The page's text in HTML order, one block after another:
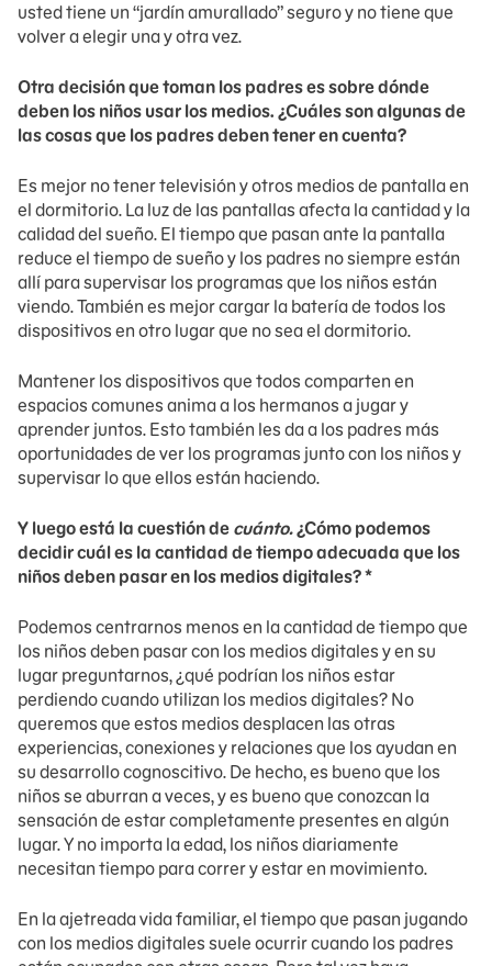
usted tiene un “jardín amurallado” seguro y no tiene que
volver a elegir una y otra vez.
Otra decisión que toman los padres es sobre dónde
deben los niños usar los medios. ¿Cuáles son algunas de
las cosas que los padres deben tener en cuenta?
Es mejor no tener televisión y otros medios de pantalla en
el dormitorio. La luz de las pantallas afecta la cantidad y la
calidad del sueño. El tiempo que pasan ante la pantalla
reduce el tiempo de sueño y los padres no siempre están
allí para supervisar los programas que los niños están
viendo. También es mejor cargar la batería de todos los
dispositivos en otro lugar que no sea el dormitorio.
Mantener los dispositivos que todos comparten en
espacios comunes anima a los hermanos a jugar y
aprender juntos. Esto también les da a los padres más
oportunidades de ver los programas junto con los niños y
supervisar lo que ellos están haciendo.
Y luego está la cuestión de cuánto.¿Cómo podemos
decidir cuál es la cantidad de tiempo adecuada que los
niños deben pasar en los medios digitales? *
Podemos centrarnos menos en la cantidad de tiempo que
los niños deben pasar con los medios digitales y en su
lugar preguntarnos, ¿qué podrían los niños estar
perdiendo cuando utilizan los medios digitales? No
queremos que estos medios desplacen las otras
experiencias, conexiones y relaciones que los ayudan en
su desarrollo cognoscitivo. De hecho, es bueno que los
niños se aburran a veces, y es bueno que conozcan la
sensación de estar completamente presentes en algún
lugar. Y no importa la edad, los niños diariamente
necesitan tiempo para correr y estar en movimiento.
En la ajetreada vida familiar, el tiempo que pasan jugando
con los medios digitales suele ocurrir cuando los padres